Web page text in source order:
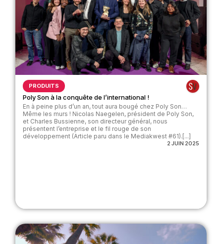
PRODUITS
Poly Son à la conquête de l’international !
En à peine plus d’un an, tout aura bougé chez Poly Son…
Même les murs ! Nicolas Naegelen, président de Poly Son,
et Charles Bussienne, son directeur général, nous
présentent l’entreprise et le fil rouge de son
développement (Article paru dans le Mediakwest #61).[...]
2 JUIN 2025